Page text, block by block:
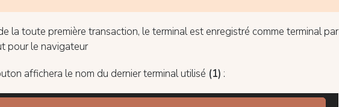
la toute première transaction, le terminal est enregistré comme terminal par
pour le navigateur
affichera le nom du dernier terminal utilisé (1) :